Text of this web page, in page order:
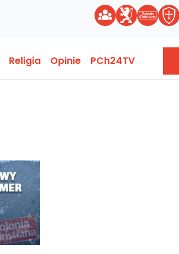
Religia Opinie PCh24TV